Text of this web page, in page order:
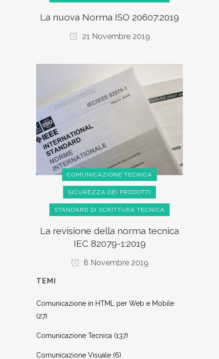
La nuova Norma ISO 20607:2019
21 Novembre 2019
COMUNICAZIONE TECNICA
SICUREZZA DEI PRODOTTI
STANDARD DI SCRITTURA TECNICA
La revisione della norma tecnica
IEC 82079-1:2019
8 Novembre 2019
TEMI
Comunicazione in HTML per Web e Mobile
(27)
Comunicazione Tecnica (137)
Comunicazione Visuale (6)